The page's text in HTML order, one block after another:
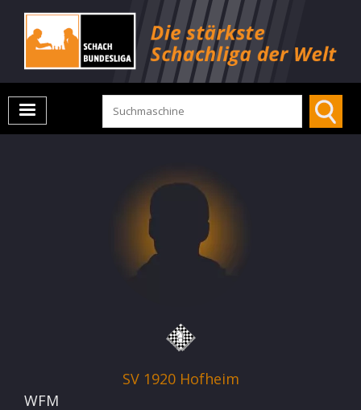
SV 1920 Hofheim
WFM